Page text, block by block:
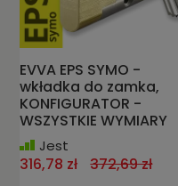
EVVA EPS SYMO -
wkładka do zamka,
KONFIGURATOR -
WSZYSTKIE WYMIARY
Jest
316,78 zł 372,69 zł